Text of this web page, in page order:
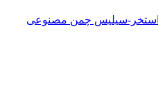
استخر-سیلیس چمن مصنوعی